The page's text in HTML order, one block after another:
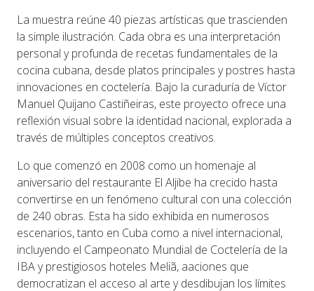
La muestra reúne 40 piezas artísticas que trascienden
la simple ilustración. Cada obra es una interpretación
personal y profunda de recetas fundamentales de la
cocina cubana, desde platos principales y postres hasta
innovaciones en coctelería. Bajo la curaduría de Víctor
Manuel Quijano Castiñeiras, este proyecto ofrece una
reflexión visual sobre la identidad nacional, explorada a
través de múltiples conceptos creativos.
Lo que comenzó en 2008 como un homenaje al
aniversario del restaurante El Aljibe ha crecido hasta
convertirse en un fenómeno cultural con una colección
de 240 obras. Esta ha sido exhibida en numerosos
escenarios, tanto en Cuba como a nivel internacional,
incluyendo el Campeonato Mundial de Coctelería de la
IBA y prestigiosos hoteles Meliã, aaciones que
democratizan el acceso al arte y desdibujan los límites